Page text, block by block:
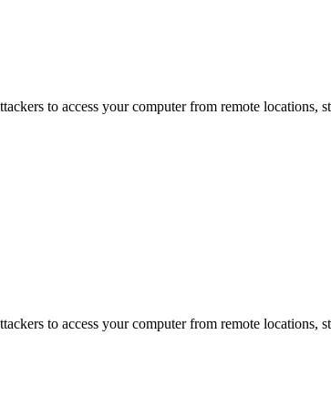
to access your computer from remote locations,
to access your computer from remote locations,